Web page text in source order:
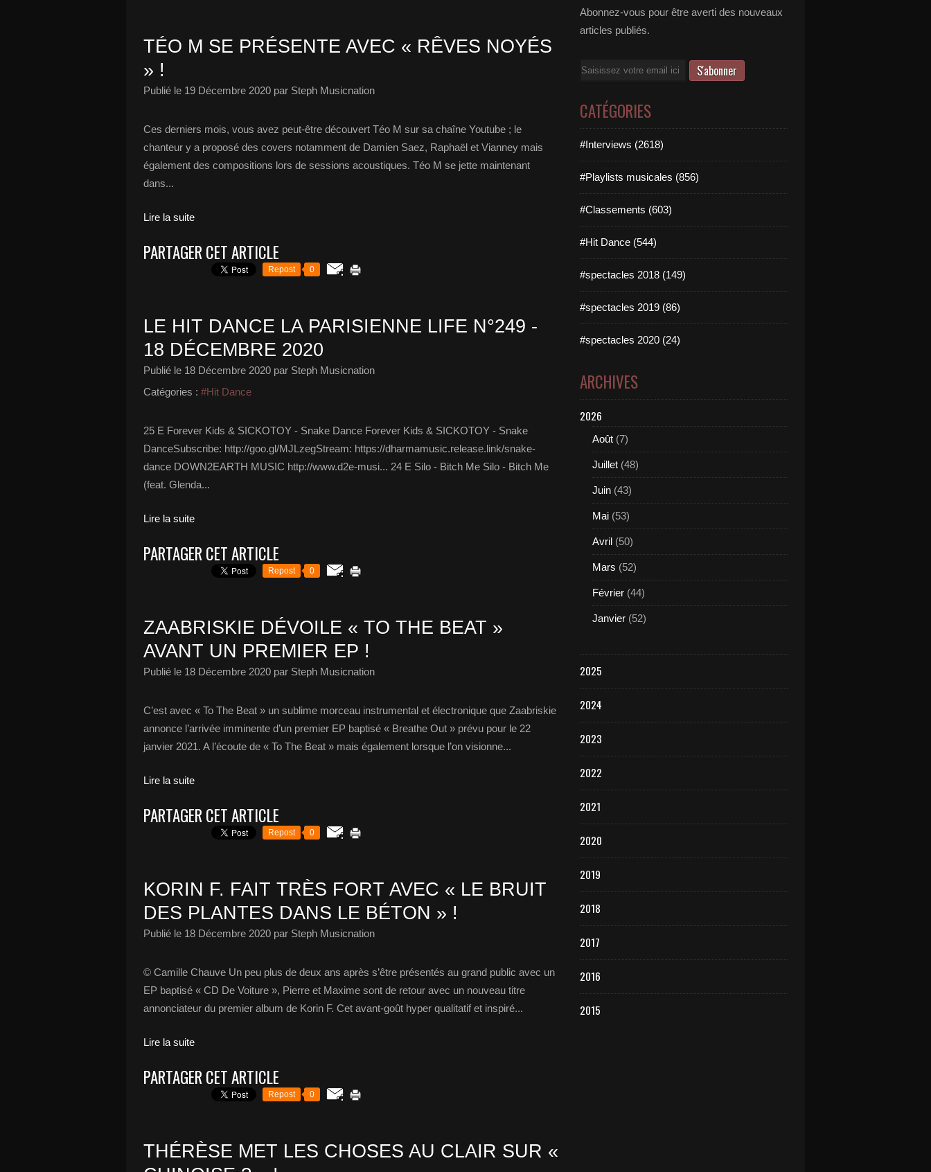
TÉO M SE PRÉSENTE AVEC « RÊVES NOYÉS
» !
Publié le 19 Décembre 2020 par Steph Musicnation
Ces derniers mois, vous avez peut-être découvert Téo M sur sa chaîne Youtube ; le
chanteur y a proposé des covers notamment de Damien Saez, Raphaël et Vianney mais
également des compositions lors de sessions acoustiques. Téo M se jette maintenant
dans...
Lire la suite
PARTAGER CET ARTICLE
Repost 0
LE HIT DANCE LA PARISIENNE LIFE N°249 -
18 DÉCEMBRE 2020
Publié le 18 Décembre 2020 par Steph Musicnation
Catégories : #Hit Dance
25 E Forever Kids & SICKOTOY - Snake Dance Forever Kids & SICKOTOY - Snake
DanceSubscribe: http://goo.gl/MJLzegStream: https://dharmamusic.release.link/snake-
dance DOWN2EARTH MUSIC http://www.d2e-musi... 24 E Silo - Bitch Me Silo - Bitch Me
(feat. Glenda...
Lire la suite
PARTAGER CET ARTICLE
Repost 0
ZAABRISKIE DÉVOILE « TO THE BEAT »
AVANT UN PREMIER EP !
Publié le 18 Décembre 2020 par Steph Musicnation
C’est avec « To The Beat » un sublime morceau instrumental et électronique que Zaabriskie
annonce l’arrivée imminente d’un premier EP baptisé « Breathe Out » prévu pour le 22
janvier 2021. A l’écoute de « To The Beat » mais également lorsque l’on visionne...
Lire la suite
PARTAGER CET ARTICLE
Repost 0
KORIN F. FAIT TRÈS FORT AVEC « LE BRUIT
DES PLANTES DANS LE BÉTON » !
Publié le 18 Décembre 2020 par Steph Musicnation
© Camille Chauve Un peu plus de deux ans après s’être présentés au grand public avec un
EP baptisé « CD De Voiture », Pierre et Maxime sont de retour avec un nouveau titre
annonciateur du premier album de Korin F. Cet avant-goût hyper qualitatif et inspiré...
Lire la suite
PARTAGER CET ARTICLE
Repost 0
THÉRÈSE MET LES CHOSES AU CLAIR SUR «
Abonnez-vous pour être averti des nouveaux
articles publiés.
Email
CATÉGORIES
#Interviews (2618)
#Playlists musicales (856)
#Classements (603)
#Hit Dance (544)
#spectacles 2018 (149)
#spectacles 2019 (86)
#spectacles 2020 (24)
ARCHIVES
2026
Août (7)
Juillet (48)
Juin (43)
Mai (53)
Avril (50)
Mars (52)
Février (44)
Janvier (52)
2025
2024
2023
2022
2021
2020
2019
2018
2017
2016
2015